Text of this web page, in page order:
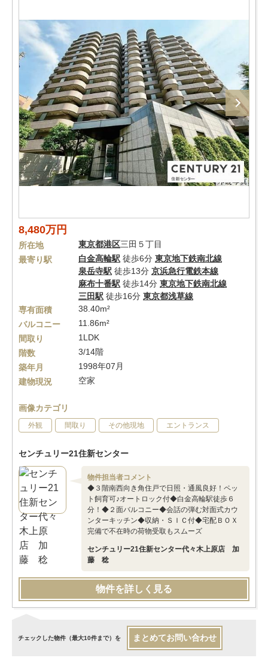
8,480万円
所在地 東京都港区三田５丁目
最寄り駅
白金高輪駅 徒歩6分 東京地下鉄南北線
泉岳寺駅 徒歩13分 京浜急行電鉄本線
麻布十番駅 徒歩14分 東京地下鉄南北線
三田駅 徒歩16分 東京都浅草線
専有面積
38.40m²
バルコニー
11.86m²
間取り
1LDK
階数
3/14階
築年月
1998年07月
建物現況
空家
画像カテゴリ
外観 間取り その他現地 エントランス
センチュリー21住新センター
物件担当者コメント
◆３階南西向き角住戸で日照・通風良好！ペッ
ト飼育可♪オートロック付◆白金高輪駅徒歩６
分！◆２面バルコニー◆会話の弾む対面式カウ
ンターキッチン◆収納・ＳＩＣ付◆宅配ＢＯＸ
完備で不在時の荷物受取もスムーズ
センチュリー21住新センター代々木上原店 加
藤 稔
物件を詳しく見る
チェックした物件（最大10件まで）を まとめてお問い合わせ